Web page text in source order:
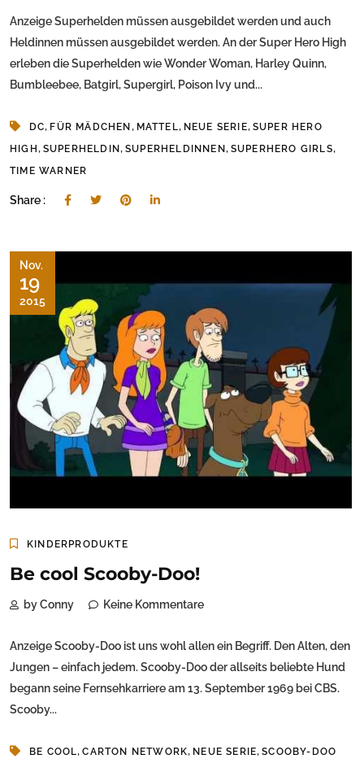
Anzeige Superhelden müssen ausgebildet werden und auch
Heldinnen müssen ausgebildet werden. An der Super Hero High
erleben die Superhelden wie Wonder Woman, Harley Quinn,
Bumbleebee, Batgirl, Supergirl, Poison Ivy und...
DC, FÜR MÄDCHEN , MATTEL, NEUE SERIE, SUPER HERO
HIGH , SUPERHELDIN,SUPERHELDINNEN , SUPERHERO GIRLS,
TIME WARNER
Share :
Nov.
19
2015
KINDERPRODUKTE
Be cool Scooby-Doo!
by Conny Keine Kommentare
Anzeige Scooby-Doo ist uns wohl allen ein Begriff. Den Alten, den
Jungen – einfach jedem. Scooby-Doo der allseits beliebte Hund
begann seine Fernsehkarriere am 13. September 1969 bei CBS.
Scooby...
BE COOL,CARTON NETWORK, NEUE SERIE,SCOOBY-DOO